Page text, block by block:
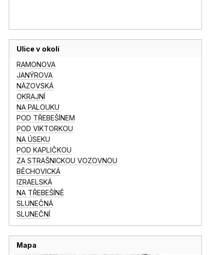
Ulice v okolí
RAMONOVA
JANÝROVA
NÁZOVSKÁ
OKRAJNÍ
NA PALOUKU
POD TŘEBEŠÍNEM
POD VIKTORKOU
NA ÚSEKU
POD KAPLIČKOU
ZA STRAŠNICKOU VOZOVNOU
BĚCHOVICKÁ
IZRAELSKÁ
NA TŘEBEŠÍNĚ
SLUNEČNÁ
SLUNEČNÍ
Mapa